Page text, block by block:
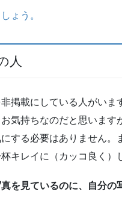
ょう。
人
掲載にしている人がいま
気持ちなのだと思いま
する必要はありません
キレイに（カッコ良く）
真を見ているのに、自分